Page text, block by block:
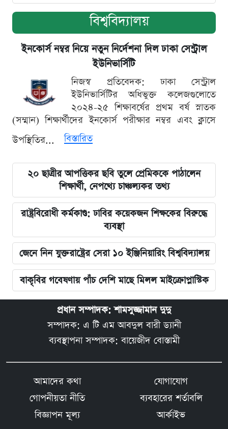
বিশ্ববিদ্যালয়
ইনকোর্স নম্বর নিয়ে নতুন নির্দেশনা দিল ঢাকা সেন্ট্রাল
ইউনিভার্সিটি
নিজস্ব প্রতিবেদক: ঢাকা সেন্ট্রাল
ইউনিভার্সিটির অধিভুক্ত কলেজগুলোতে
২০২৪-২৫ শিক্ষাবর্ষের প্রথম বর্ষ স্নাতক
(সম্মান) শিক্ষার্থীদের ইনকোর্স পরীক্ষার নম্বর এবং ক্লাসে
উপস্থিতির...
বিস্তারিত
২০ ছাত্রীর আপত্তিকর ছবি তুলে প্রেমিককে পাঠালেন
শিক্ষার্থী, নেপথ্যে চাঞ্চল্যকর তথ্য
রাষ্ট্রবিরোধী কর্মকাণ্ড: ঢাবির কয়েকজন শিক্ষকের বিরুদ্ধে
ব্যবস্থা
জেনে নিন যুক্তরাষ্ট্রের সেরা ১০ ইঞ্জিনিয়ারিং বিশ্ববিদ্যালয়
বাকৃবির গবেষণায় পাঁচ দেশি মাছে মিলল মাইক্রোপ্লাস্টিক
প্রধান সম্পাদক: শামসুজ্জামান দুদু
সম্পাদক: এ টি এম আবদুল বারী ড্যানী
ব্যবস্থাপনা সম্পাদক: বায়েজীদ বোস্তামী
আমাদের কথা
যোগাযোগ
গোপনীয়তা নীতি
ব্যবহারের শর্তাবলি
বিজ্ঞাপন মূল্য
আর্কাইভ